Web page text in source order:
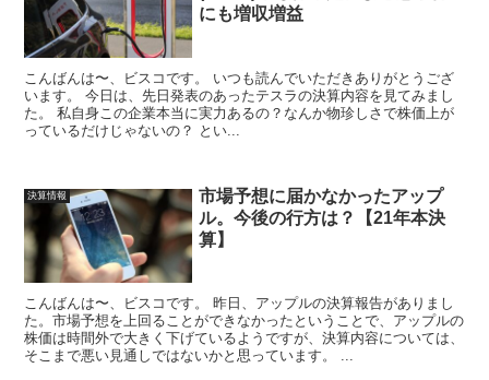
にも増収増益
こんばんは〜、ビスコです。 いつも読んでいただきありがとうござ
います。 今日は、先日発表のあったテスラの決算内容を見てみまし
た。 私自身この企業本当に実力あるの？なんか物珍しさで株価上が
っているだけじゃないの？ とい...
決算情報
市場予想に届かなかったアップ
ル。今後の行方は？【21年本決
算】
こんばんは〜、ビスコです。 昨日、アップルの決算報告がありまし
た。市場予想を上回ることができなかったということで、アップルの
株価は時間外で大きく下げているようですが、決算内容については、
そこまで悪い見通しではないかと思っています。 ...